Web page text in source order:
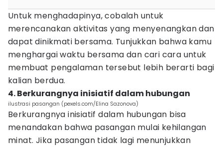
Untuk menghadapinya, cobalah untuk
merencanakan aktivitas yang menyenangkan dan
dapat dinikmati bersama. Tunjukkan bahwa kamu
menghargai waktu bersama dan cari cara untuk
membuat pengalaman tersebut lebih berarti bagi
kalian berdua.
4. Berkurangnya inisiatif dalam hubungan
ilustrasi pasangan (pexels.com/Elina Sazonova)
Berkurangnya inisiatif dalam hubungan bisa
menandakan bahwa pasangan mulai kehilangan
minat. Jika pasangan tidak lagi menunjukkan